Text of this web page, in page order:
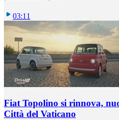
03:11
Fiat Topolino si rinnova,
Città del Vaticano